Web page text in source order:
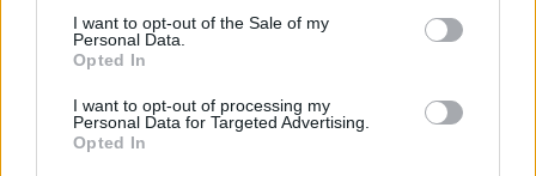
I want to opt-out of the Sale of my
Personal Data.
Opted In
I want to opt-out of processing my
Personal Data for Targeted Advertising.
Opted In
ΠΕΡΙΣΣΌΤΕΡΑ ΣΕ ΑΥΤΉ ΤΗΝ ΚΑΤΗΓΟΡΊΑ